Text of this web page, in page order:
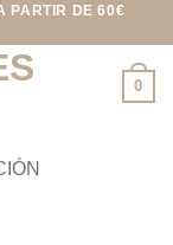
PARTIR DE 60€
0